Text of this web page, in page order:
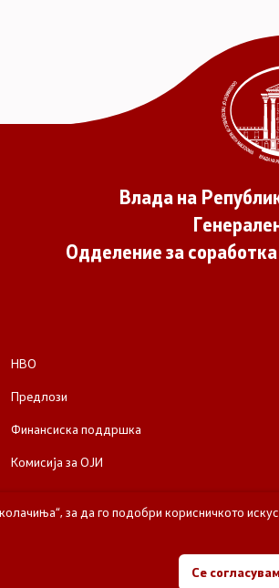
Влада на
Одделение за
НВО
Предлози
Финансиска поддршка
Комисија за ОЈИ
© 2026 Одделение за соработка со
за да го подобри корисничкото
Се